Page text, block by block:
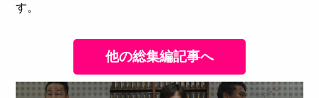
す。
他の総集編記事へ